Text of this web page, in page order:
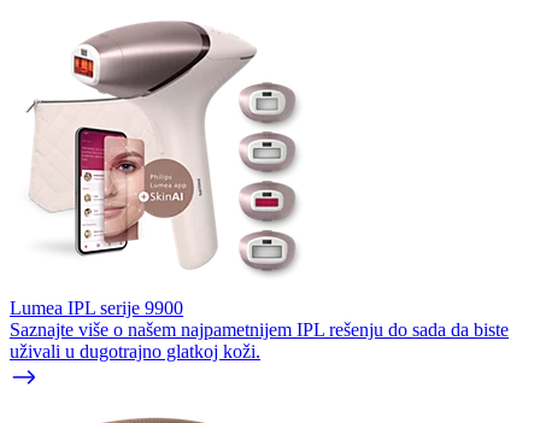
Lumea IPL serije 9900
Saznajte više o našem najpametnijem IPL rešenju do sada da biste
uživali u dugotrajno glatkoj koži.